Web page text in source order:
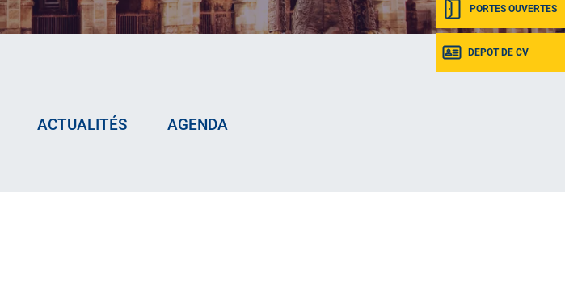
PORTES OUVERTES
DEPOT DE CV
ACTUALITÉS AGENDA